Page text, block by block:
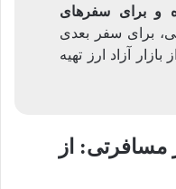
و برای سفرهای
برای سفر بعدی
آزاد ارز تهیه
مسافرتی: از